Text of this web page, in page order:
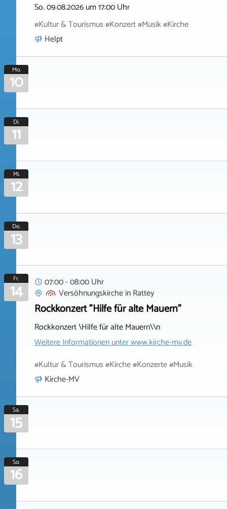
So. 09.08.2026 um 17:00 Uhr
#Kultur & Tourismus #Konzert #Musik #Kirche
Helpt
Mo.
10
Di.
11
Mi.
12
Do.
13
Fr.
14
07:00 - 08:00 Uhr
VersöhnungskircheinRattey
Rockkonzert "Hilfe für alte Mauern"
Rockkonzert \Hilfe für alte Mauern\\n
Weitere Informationen unterwww.kirche-mv.de
#Kultur & Tourismus #Kirche #Konzerte #Musik
Kirche-MV
Sa.
15
So.
16